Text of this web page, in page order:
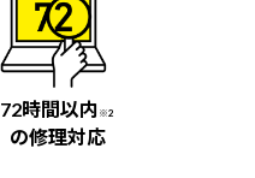
72時間以内 ※2
の修理対応